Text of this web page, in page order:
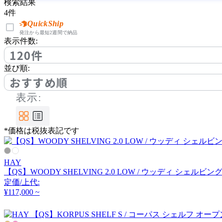
common furniture
コモンファニチャー
COMPLEX UNIVERSAL
コンプレックスユニバー
サルファニチャーサプラ
イ
CondeHouse
カンディハウス
CORE ONE
コアワン
検索結果
4件
QuickShip
発注から最短2週間で納品
表示件数:
120件
並び順:
おすすめ順
表示:
*価格は税抜表記です
HAY
【QS】WOODY SHELVING 2.0 LOW / ウッディ シェルビング
定価/上代:
¥117,000 ~